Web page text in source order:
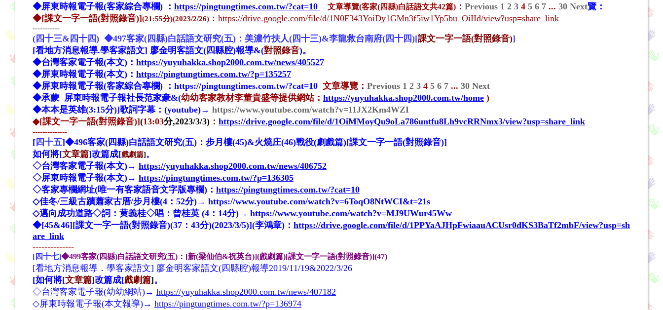
◆屏東時報電子報(客家綜合專欄) ： https://pingtungtimes.com.tw/?cat=10 文章導覽(客家(四縣)白話語文共42篇)： Previous 1 2 3 4 5 6 7 ... 30 Next覽：
◆[課文一字一語(對照錄音)](21:55分)(2023/2/26)： https://drive.google.com/file/d/1N0F343YoiDy1GMn3f5iw1Yp5bu_OiIId/view?usp=share_link
-----------
(四十三& 四十四)◆497客家(四縣)白話語文研究(五)：美濃竹扶人(四十三)&李龍救台南府(四十四)[課文一字一語(對照錄音)]
[看地方消息報導.學客家語文] 廖金明客語文(四縣腔)報導&(對照錄音)。
◆台灣客家電子報(本文)： https://yuyuhakka.shop2000.com.tw/news/405527
◆屏東時報電子報(本文)： https://pingtungtimes.com.tw/?p=135257
◆屏東時報電子報(客家綜合專欄)
： https://pingtungtimes.com.tw/?cat=10 文章導覽： Previous 1 2 3 4 5 6 7 ... 30 Next
◆承蒙 屏東時報電子報社長范家豪&(幼幼客家教材李董貴盛等提供網站： https://yuyuhakka.shop2000.com.tw/home)
◆本本是英雄(3:15分)]歌詞字幕：(youtube)→ https://www.youtube.com/watch?v=11JX2Km4WZI
◆[課文一字一語(對照錄音)](13:03分,2023/3/3)： https://drive.google.com/file/d/1OiMMoyQu9oLa786untfu8Lh9vcRRNmx3/view?usp=share_link
--------------
[四十五]◆496客家(四縣)白話語文研究(五)：步月樓(45)&火燒庄(46)戰役(劇戲篇)[課文一字一語(對照錄音)]
如何將[文章篇]改篇成[戲劇篇]。
◇台灣客家電子報(本文)→ https://yuyuhakka.shop2000.com.tw/news/406752
◇屏東時報電子報(本文)→ https://pingtungtimes.com.tw/?p=136305
◇客家專欄網址(唯一有客家語音文字版專欄)： https://pingtungtimes.com.tw/?cat=10
◇佳冬/三級古蹟蕭家古厝/步月樓(4：52分)→ https://www.youtube.com/watch?v=6ToqO8NtWCI&t=21s
◇邁向成功道路◇詞：黄義桂◇唱：曾桂英 (4：14分)→ https://www.youtube.com/watch?v=MJ9UWur45Ww
◆[45&46][課文一字一語(對照錄音)(37：43分)(2023/3/5)](李鴻章)： https://drive.google.com/file/d/1PPYaAJHpFwiaauACUsr0dKS3BaTf2mbF/view?usp=sh
are_link
--------------
[四十七]◆499客家(四縣)白話語文研究(五)：[新(梁仙伯&祝英台)](戲劇篇)[課文一字一語(對照錄音)](47)
[看地方消息報導．學客家語文] 廖金明客家語文(四縣腔)報導2019/11/19&2022/3/26
[如何將[文章篇]改篇成[戲劇篇]。
◇台灣客家電子報(幼幼網站)→ https://yuyuhakka.shop2000.com.tw/news/407182
◇屏東時報電子報(本文報導)→ https://pingtungtimes.com.tw/?p=136974